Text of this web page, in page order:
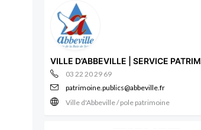
VILLE D’ABBEVILLE | SERVICE
03 22 20 29 69
patrimoine.publics@abbeville.fr
Ville d'Abbeville / pole patrimoine